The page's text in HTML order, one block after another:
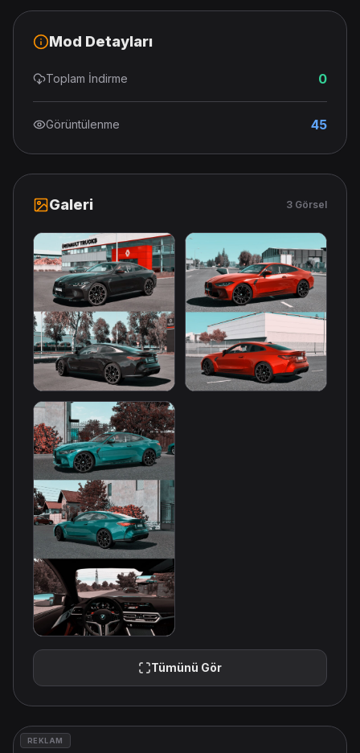
Mod Detayları
Toplam İndirme 0
Görüntülenme 45
Galeri 3 Görsel
Tümünü Gör
REKLAM